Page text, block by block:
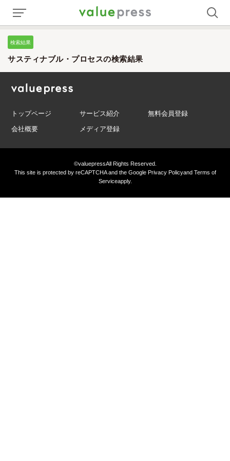
検索結果
サスティナブル・プロセスの検索結果
トップページ サービス紹介
無料会員登録
会社概要
メディア登録
©valuepressAll Rights Reserved.
This site is protected by reCAPTCHA and the GooglePrivacy Policyand Terms of
Serviceapply.